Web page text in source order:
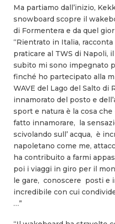
Ma partiamo dall’inizio,
snowboard scopre il
di Formentera e da quel
“Rientrato in Italia,
praticare al TWS di Napoli,
subito mi sono impegnato
finché ho partecipato alla
WAVE del Lago del Salto di
innamorato del posto e
sport e natura è la cosa
fatto innamorare, la
scivolando sull’ acqua, è
napoletano come me,
ha contribuito a farmi
poi i viaggi in giro per il
le gare, conoscere posti e
incredibile con cui
…”